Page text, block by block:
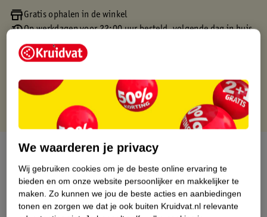
Gratis ophalen in de winkel
Op werkdagen voor 22:00 uur besteld, volgende dag in huis
Gratis thuisbezorgd vanaf 50.00
Gratis retourneren binnen 30 dagen
Over dit product
Productinformatie
Etiketinformatie
We waarderen je privacy
Wij gebruiken cookies om je de beste online ervaring te
bieden en om onze website persoonlijker en makkelijker te
maken. Zo kunnen we jou de beste acties en aanbiedingen
tonen en zorgen we dat je ook buiten Kruidvat.nl relevante